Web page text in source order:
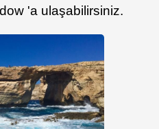
'a ulaşabilirsiniz.